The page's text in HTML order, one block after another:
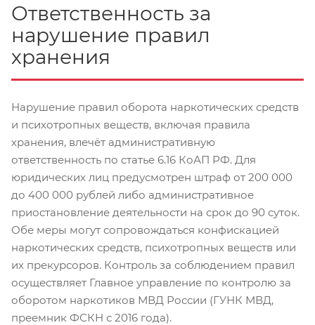
Ответственность за
нарушение правил
хранения
Нарушение правил оборота наркотических средств
и психотропных веществ, включая правила
хранения, влечёт административную
ответственность по статье 6.16 КоАП РФ. Для
юридических лиц предусмотрен штраф от 200 000
до 400 000 рублей либо административное
приостановление деятельности на срок до 90 суток.
Обе меры могут сопровождаться конфискацией
наркотических средств, психотропных веществ или
их прекурсоров. Контроль за соблюдением правил
осуществляет Главное управление по контролю за
оборотом наркотиков МВД России (ГУНК МВД,
преемник ФСКН с 2016 года).